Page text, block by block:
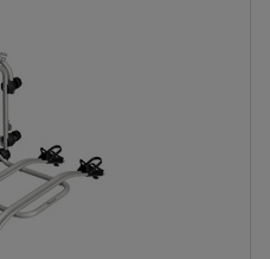
45 kg
Aluminiumkonstruktion